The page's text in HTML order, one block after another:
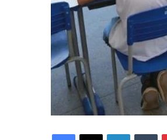
Facebook X Linkedin